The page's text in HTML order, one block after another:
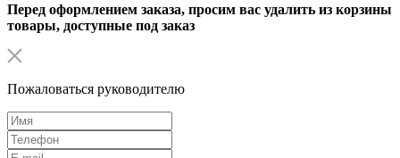
Перед оформлением заказа, просим вас удалить из корзины
товары, доступные под заказ
Пожаловаться руководителю